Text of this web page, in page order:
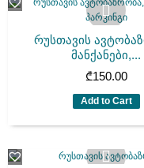
რუსთავის
მანქანები,...
₾150.00
Add to Cart